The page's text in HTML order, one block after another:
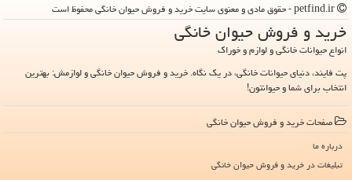
خرید و فروش حیوان خانگی
انواع حیوانات خانگی و لوازم و خوراک
پت فایند، دنیای حیوانات خانگی، در یک نگاه. خرید و فروش حیوان خانگی و لوازمش: بهترین
انتخاب برای شما و حیوانتون!
صفحات خرید و فروش حیوان خانگی
درباره ما
تبلیغات در خرید و فروش حیوان خانگی